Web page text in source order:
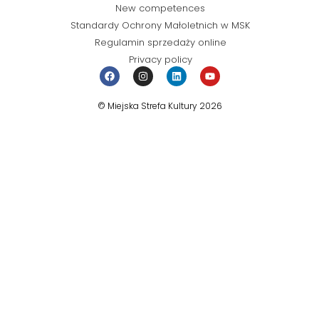
New competences
Standardy Ochrony Małoletnich w MSK
Regulamin sprzedaży online
Privacy policy
© Miejska Strefa Kultury 2026